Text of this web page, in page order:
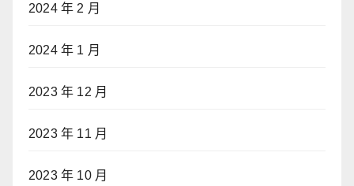
2024 年 2 月
2024 年 1 月
2023 年 12 月
2023 年 11 月
2023 年 10 月